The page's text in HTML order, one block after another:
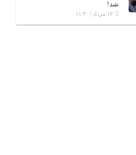
شد!
۱۲ مرداد | ۱۱:۳۰